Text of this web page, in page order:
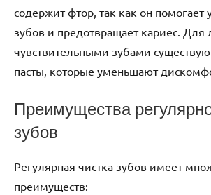
содержит фтор, так как он помогает
зубов и предотвращает кариес. Для
чувствительными зубами
пасты, которые уменьшают
Преимущества
зубов
Регулярная чистка зубов имеет
преимуществ: